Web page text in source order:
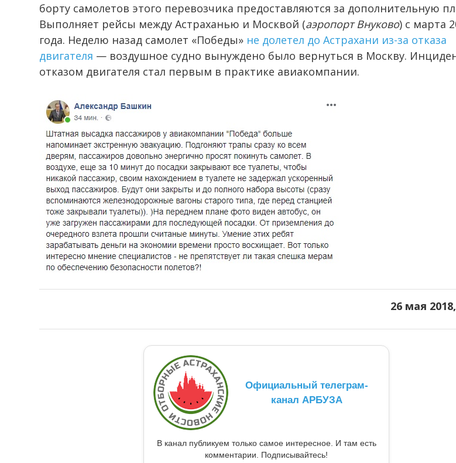
борту самолетов этого перевозчика предоставляются за дополнительную
Выполняет рейсы между Астраханью и Москвой (аэропорт Внуково) с марта
года. Неделю назад самолет «Победы» не долетел до Астрахани из-за отказа
двигателя — воздушное судно вынуждено было вернуться в Москву.
отказом двигателя стал первым в практике авиакомпании.
26 мая
Официальный телеграм-
канал АРБУЗА
В канал публикуем только самое интересное. И там есть
комментарии. Подписывайтесь!